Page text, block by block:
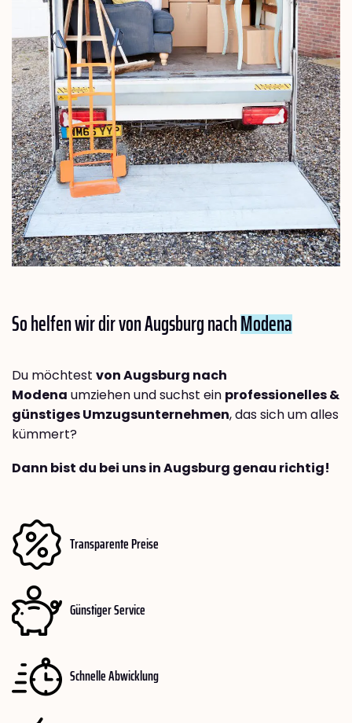
So helfen wir dir von Augsburg nachModena
Du möchtest von Augsburg nach
Modena umziehen und suchst ein professionelles &
günstiges Umzugsunternehmen, das sich um alles
kümmert?
Dann bist du bei uns in Augsburg genau richtig!
Transparente Preise
Günstiger Service
Schnelle Abwicklung